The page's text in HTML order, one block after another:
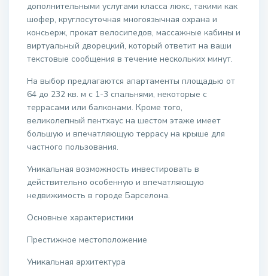
дополнительными услугами класса люкс, такими как
шофер, круглосуточная многоязычная охрана и
консьерж, прокат велосипедов, массажные кабины и
виртуальный дворецкий, который ответит на ваши
текстовые сообщения в течение нескольких минут.
На выбор предлагаются апартаменты площадью от
64 до 232 кв. м с 1-3 спальнями, некоторые с
террасами или балконами. Кроме того,
великолепный пентхаус на шестом этаже имеет
большую и впечатляющую террасу на крыше для
частного пользования.
Уникальная возможность инвестировать в
действительно особенную и впечатляющую
недвижимость в городе Барселона.
Основные характеристики
Престижное местоположение
Уникальная архитектура